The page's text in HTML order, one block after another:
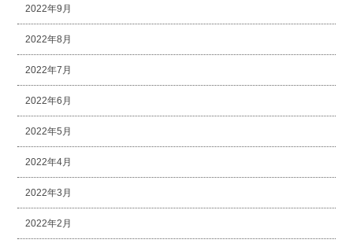
2022年9月
2022年8月
2022年7月
2022年6月
2022年5月
2022年4月
2022年3月
2022年2月